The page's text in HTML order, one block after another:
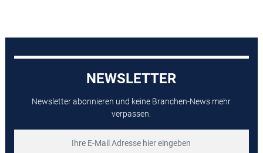
NEWSLETTER
Newsletter abonnieren und keine Branchen-News mehr
verpassen.